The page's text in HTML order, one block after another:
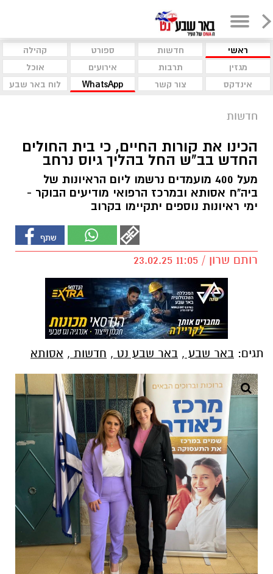
ראשי חדשות ספורט
קהילה
מגזין
תרבות אירועים
אוכל
אינדקס
צור קשר WhatsApp לוח באר שבע
חדשות
הכינו את קורות החיים, כי בית החולים
החדש בב"ש החל בהליך גיוס נרחב
מעל 400 מועמדים נרשמו ליום הראיונות של
ביה"ח אסותא ובמרכז הרפואי מודיעים הבוקר -
ימי ראיונות נוספים יתקיימו בקרוב
רותם שרון / 11:05 23.02.25
תגים: באר שבע , באר שבע נט , חדשות , אסותא